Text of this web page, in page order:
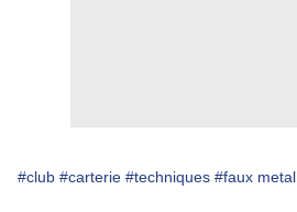
#club #carterie #techniques #faux metal